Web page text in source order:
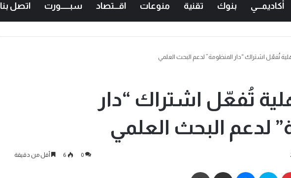
أكاديمـــي بنوك تقنية منوعات اقـــتصاد سبــــــورت اتصل بنا
تُفعّل اشتراك “دار المنظومة” لدعم البحث العلمي
تُفعّل اشتراك “دار
لدعم البحث العلمي
0
6 أقل من دقيقة